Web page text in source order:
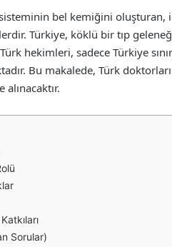
bel kemiğini oluşturan,
Türkiye, köklü bir tıp
hekimleri, sadece Türkiye
Bu makalede, Türk
Sorular)